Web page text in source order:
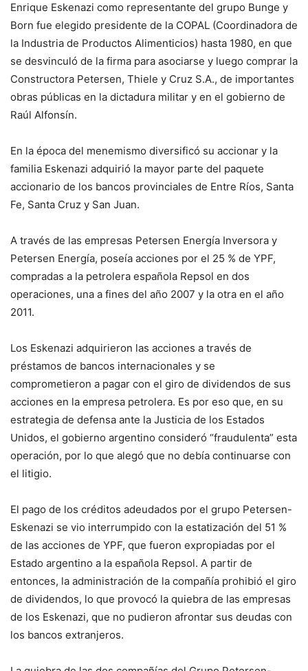
Enrique Eskenazi como representante del grupo Bunge y
Born fue elegido presidente de la COPAL (Coordinadora de
la Industria de Productos Alimenticios) hasta 1980, en que
se desvinculó de la firma para asociarse y luego comprar la
Constructora Petersen, Thiele y Cruz S.A., de importantes
obras públicas en la dictadura militar y en el gobierno de
Raúl Alfonsín.
En la época del menemismo diversificó su accionar y la
familia Eskenazi adquirió la mayor parte del paquete
accionario de los bancos provinciales de Entre Ríos, Santa
Fe, Santa Cruz y San Juan.
A través de las empresas Petersen Energía Inversora y
Petersen Energía, poseía acciones por el 25 % de YPF,
compradas a la petrolera española Repsol en dos
operaciones, una a fines del año 2007 y la otra en el año
2011.
Los Eskenazi adquirieron las acciones a través de
préstamos de bancos internacionales y se
comprometieron a pagar con el giro de dividendos de sus
acciones en la empresa petrolera. Es por eso que, en su
estrategia de defensa ante la Justicia de los Estados
Unidos, el gobierno argentino consideró “fraudulenta” esta
operación, por lo que alegó que no debía continuarse con
el litigio.
El pago de los créditos adeudados por el grupo Petersen-
Eskenazi se vio interrumpido con la estatización del 51 %
de las acciones de YPF, que fueron expropiadas por el
Estado argentino a la española Repsol. A partir de
entonces, la administración de la compañía prohibió el giro
de dividendos, lo que provocó la quiebra de las empresas
de los Eskenazi, que no pudieron afrontar sus deudas con
los bancos extranjeros.